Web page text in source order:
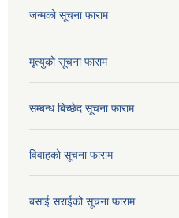
जन्मको सूचना फाराम
मृत्युको सूचना फाराम
सम्बन्ध बिच्छेद सूचना फाराम
विवाहको सूचना फाराम
बसाई सराईको सूचना फाराम